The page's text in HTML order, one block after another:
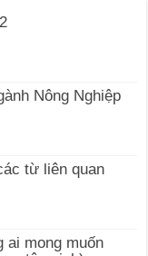
Nông Nghiệp
từ liên quan
ai mong muốn